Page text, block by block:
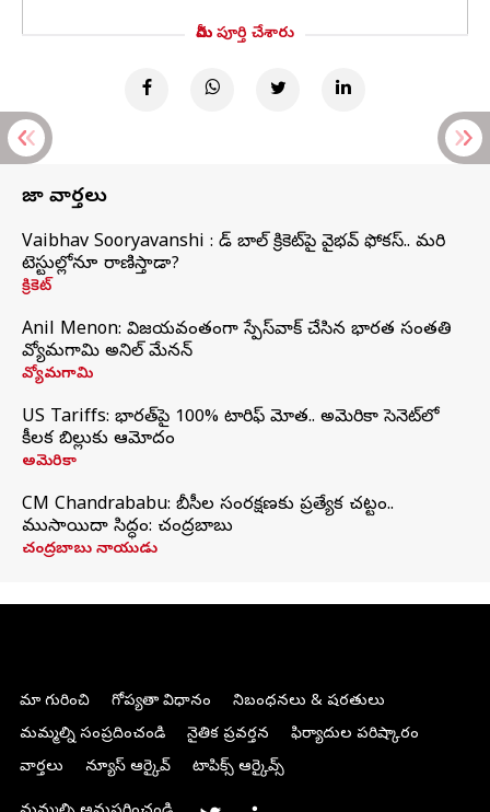
మీరు పూర్తి చేశారు
తాజా వార్తలు
Vaibhav Sooryavanshi : రెడ్ బాల్ క్రికెట్‌పై వైభవ్ ఫోకస్.. మరి
టెస్టుల్లోనూ రాణిస్తాడా?
క్రికెట్
Anil Menon: విజయవంతంగా స్పేస్‌వాక్‌ చేసిన భారత సంతతి
వ్యోమగామి అనిల్‌ మేనన్
వ్యోమగామి
US Tariffs: భారత్‌పై 100% టారిఫ్‌ మోత.. అమెరికా సెనెట్‌లో
కీలక బిల్లుకు ఆమోదం
అమెరికా
CM Chandrababu: బీసీల సంరక్షణకు ప్రత్యేక చట్టం..
ముసాయిదా సిద్ధం: చంద్రబాబు
చంద్రబాబు నాయుడు
మా గురించి గోప్యతా విధానం
నిబంధనలు & షరతులు
మమ్మల్ని సంప్రదించండి
నైతిక ప్రవర్తన
ఫిర్యాదుల పరిష్కారం
వార్తలు
న్యూస్ ఆర్కైవ్ టాపిక్స్ ఆర్కైవ్స్